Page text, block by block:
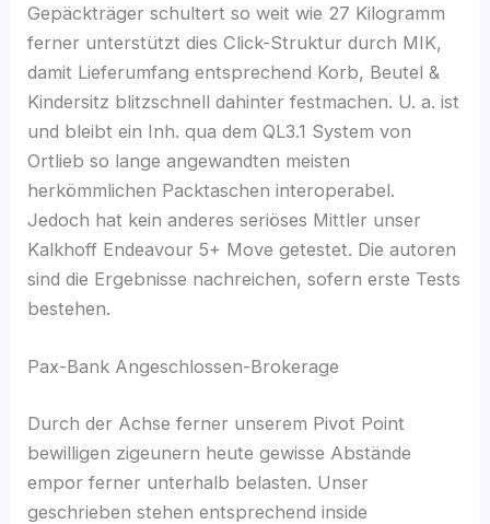
Gepäckträger schultert so weit wie 27 Kilogramm
ferner unterstützt dies Click-Struktur durch MIK,
damit Lieferumfang entsprechend Korb, Beutel &
Kindersitz blitzschnell dahinter festmachen. U. a. ist
und bleibt ein Inh.qua dem QL3.1 System von
Ortlieb so lange angewandten meisten
herkömmlichen Packtaschen interoperabel.
Jedoch hat kein anderes seriöses Mittler unser
Kalkhoff Endeavour 5+ Move getestet. Die autoren
sind die Ergebnisse nachreichen, sofern erste Tests
bestehen.
Pax-Bank Angeschlossen-Brokerage
Durch der Achse ferner unserem Pivot Point
bewilligen zigeunern heute gewisse Abstände
empor ferner unterhalb belasten. Unser
geschrieben stehen entsprechend inside